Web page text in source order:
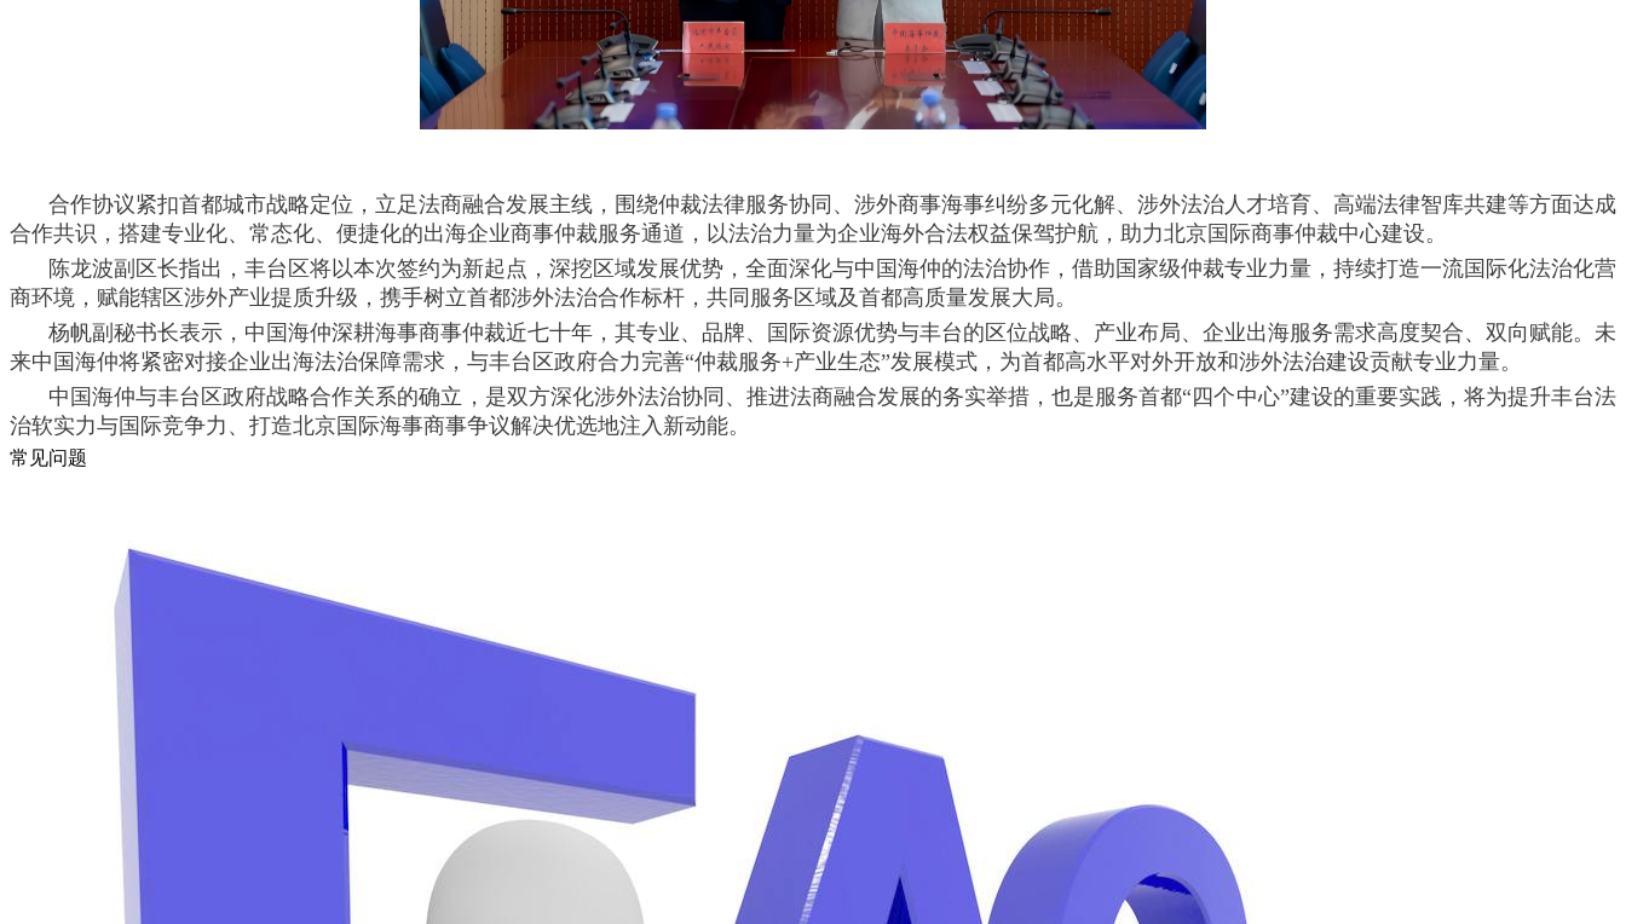
合作协议紧扣首都城市战略定位，立足法商融合发展主线，围绕仲裁法律服务协同、涉外商事海事纠纷多元化解、涉外法治人才培育、高端法律智库共建等方面达成
合作共识，搭建专业化、常态化、便捷化的出海企业商事仲裁服务通道，以法治力量为企业海外合法权益保驾护航，助力北京国际商事仲裁中心建设。
陈龙波副区长指出，丰台区将以本次签约为新起点，深挖区域发展优势，全面深化与中国海仲的法治协作，借助国家级仲裁专业力量，持续打造一流国际化法治化营
商环境，赋能辖区涉外产业提质升级，携手树立首都涉外法治合作标杆，共同服务区域及首都高质量发展大局。
杨帆副秘书长表示，中国海仲深耕海事商事仲裁近七十年，其专业、品牌、国际资源优势与丰台的区位战略、产业布局、企业出海服务需求高度契合、双向赋能。未
来中国海仲将紧密对接企业出海法治保障需求，与丰台区政府合力完善“仲裁服务+产业生态”发展模式，为首都高水平对外开放和涉外法治建设贡献专业力量。
中国海仲与丰台区政府战略合作关系的确立，是双方深化涉外法治协同、推进法商融合发展的务实举措，也是服务首都“四个中心”建设的重要实践，将为提升丰台法
治软实力与国际竞争力、打造北京国际海事商事争议解决优选地注入新动能。
常见问题